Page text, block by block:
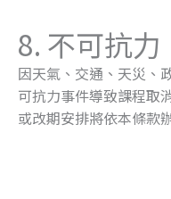
8. 不可抗力
因天氣、交通、天災、
可抗力事件導致課程取
或改期安排將依本條款